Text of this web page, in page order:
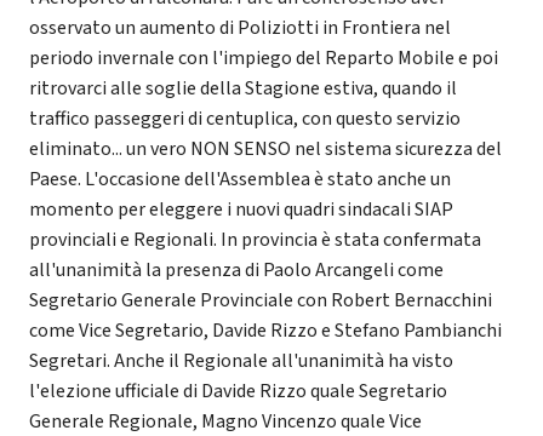
osservato un aumento di Poliziotti in Frontiera nel
periodo invernale con l'impiego del Reparto Mobile e poi
ritrovarci alle soglie della Stagione estiva, quando il
traffico passeggeri di centuplica, con questo servizio
eliminato... un vero NON SENSO nel sistema sicurezza del
Paese. L'occasione dell'Assemblea è stato anche un
momento per eleggere i nuovi quadri sindacali SIAP
provinciali e Regionali. In provincia è stata confermata
all'unanimità la presenza di Paolo Arcangeli come
Segretario Generale Provinciale con Robert Bernacchini
come Vice Segretario, Davide Rizzo e Stefano Pambianchi
Segretari. Anche il Regionale all'unanimità ha visto
l'elezione ufficiale di Davide Rizzo quale Segretario
Generale Regionale, Magno Vincenzo quale Vice